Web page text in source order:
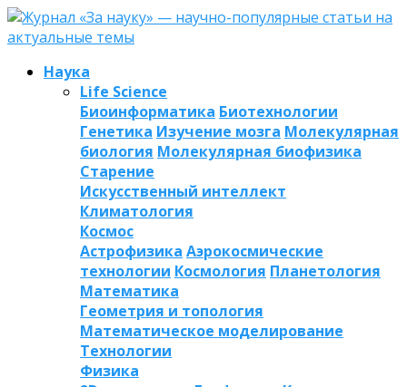
Наука
Life Science
Биоинформатика Биотехнологии
Генетика Изучение мозга Молекулярная
биология Молекулярная биофизика
Старение
Искусственный интеллект
Климатология
Космос
Астрофизика Аэрокосмические
технологии Космология Планетология
Математика
Геометрия и топология
Математическое моделирование
Технологии
Физика